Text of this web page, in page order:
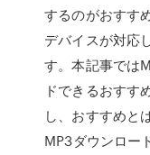
するのがおすす
デバイスが対応
す。本記事では
ドできるおすす
し、おすすめと
MP3ダウンロー